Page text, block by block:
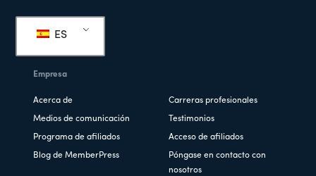
de
página
ES
Empresa
Acerca de Carreras profesionales
Medios de comunicación Testimonios
Programa de afiliados Acceso de afiliados
Blog de MemberPress
Póngase en contacto con
nosotros